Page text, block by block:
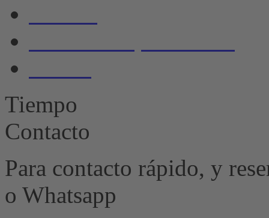
Tiempo
Contacto
Para contacto rápido, y
o Whatsapp